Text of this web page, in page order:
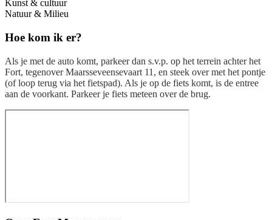
Kunst & cultuur
Natuur & Milieu
Hoe kom ik er?
Als je met de auto komt, parkeer dan s.v.p. op het terrein achter het
Fort, tegenover Maarsseveensevaart 11, en steek over met het pontje
(of loop terug via het fietspad). Als je op de fiets komt, is de entree
aan de voorkant. Parkeer je fiets meteen over de brug.